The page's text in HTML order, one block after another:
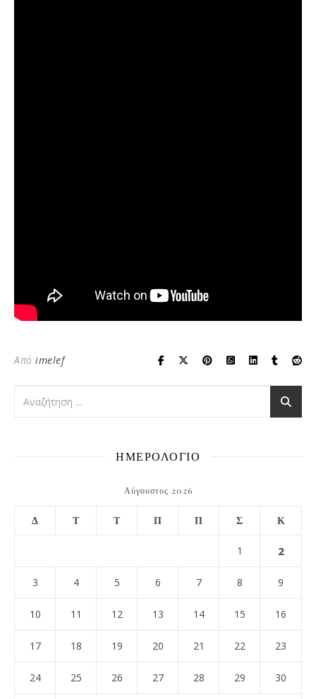
Από imelef
ΗΜΕΡΟΛΟΓΙΟ
Αύγουστος 2026
Δ Τ Τ Π Π Σ Κ
1 2
3 4 5 6 7 8 9
10 11 12 13 14 15 16
17 18 19 20 21 22 23
24 25 26 27 28 29 30